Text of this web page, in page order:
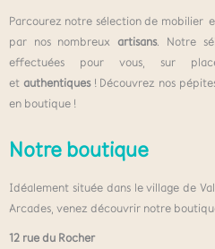
Parcourez notre sélection de mobilier
par nos nombreuxartisans. Notre
effectuées pour vous, sur
et authentiques! Découvrez nos
en boutique !
Notre boutique
Idéalement située dans le village de
Arcades, venez découvrir notre
12 rue du Rocher